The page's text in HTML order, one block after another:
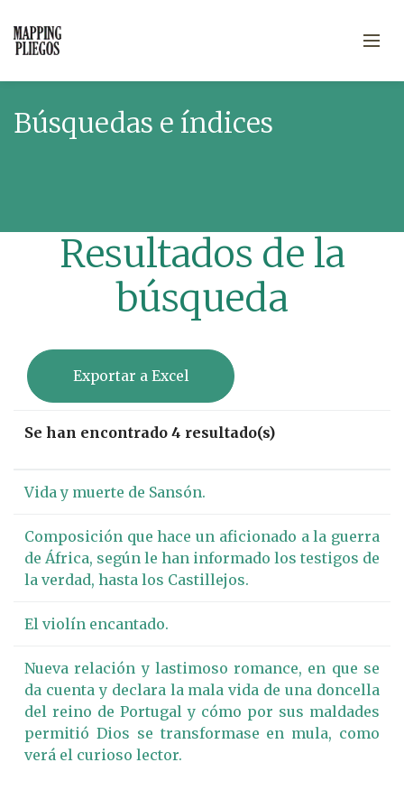
Búsquedas e índices
Resultados de la
búsqueda
Exportar a Excel
Se han encontrado 4 resultado(s)
Vida y muerte de Sansón.
Composición que hace un aficionado a la guerra
de África, según le han informado los testigos de
la verdad, hasta los Castillejos.
El violín encantado.
Nueva relación y lastimoso romance, en que se
da cuenta y declara la mala vida de una doncella
del reino de Portugal y cómo por sus maldades
permitió Dios se transformase en mula, como
verá el curioso lector.